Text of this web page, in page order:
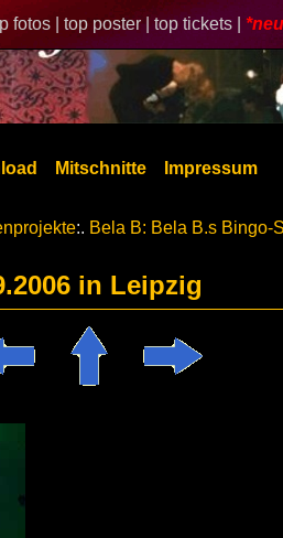
fotos | top poster | top tickets |
Mitschnitte Impressum
:. Bela B: Bela B.s Bingo-
in Leipzig